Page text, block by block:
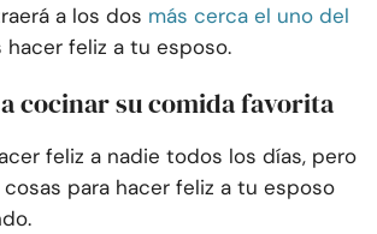
a los dos más cerca el uno del
hacer feliz a tu esposo.
cocinar su comida favorita
feliz a nadie todos los días, pero
para hacer feliz a tu esposo